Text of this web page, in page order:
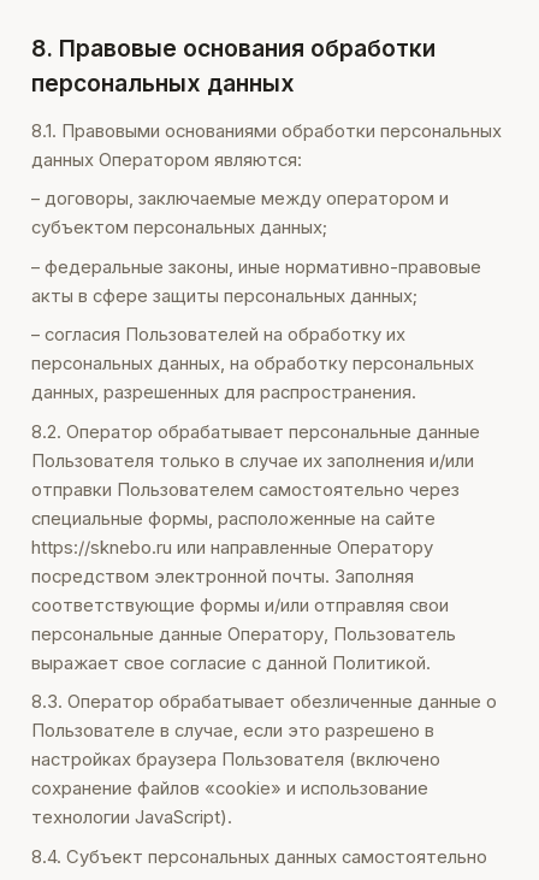
8. Правовые основания обработки
персональных данных
8.1. Правовыми основаниями обработки персональных
данных Оператором являются:
– договоры, заключаемые между оператором и
субъектом персональных данных;
– федеральные законы, иные нормативно-правовые
акты в сфере защиты персональных данных;
– согласия Пользователей на обработку их
персональных данных, на обработку персональных
данных, разрешенных для распространения.
8.2. Оператор обрабатывает персональные данные
Пользователя только в случае их заполнения и/или
отправки Пользователем самостоятельно через
специальные формы, расположенные на сайте
https://sknebo.ru или направленные Оператору
посредством электронной почты. Заполняя
соответствующие формы и/или отправляя свои
персональные данные Оператору, Пользователь
выражает свое согласие с данной Политикой.
8.3. Оператор обрабатывает обезличенные данные о
Пользователе в случае, если это разрешено в
настройках браузера Пользователя (включено
сохранение файлов «cookie» и использование
технологии JavaScript).
8.4. Субъект персональных данных самостоятельно